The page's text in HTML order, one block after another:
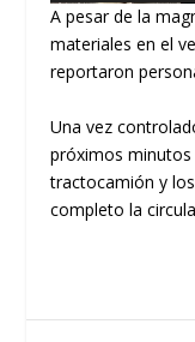
​A pesar de la
materiales en el
reportaron
​Una vez
próximos minutos
tractocamión y
completo la